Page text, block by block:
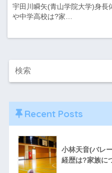
宇田川瞬矢(青山学院大学)身長
や中学高校は?家…
Recent Posts
小林天音(バレ
経歴は?家族に